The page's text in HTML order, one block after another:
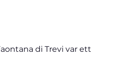
di Trevi var ett